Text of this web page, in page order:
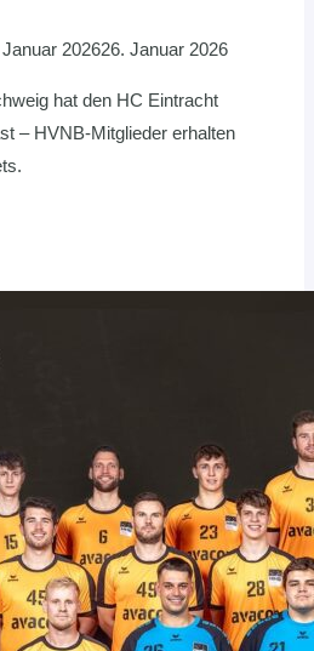
Januar 202626. Januar 2026
hat den HC Eintracht
– HVNB-Mitglieder erhalten